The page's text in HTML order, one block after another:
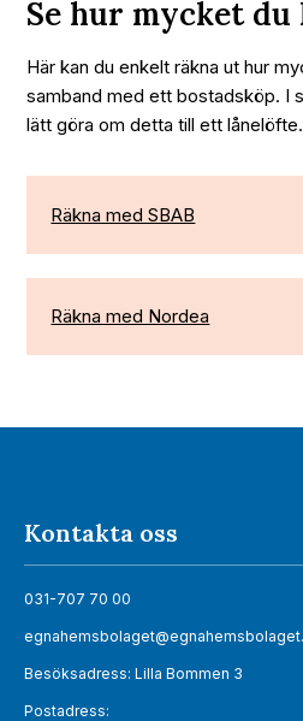
Se hur mycket du
Här kan du enkelt räkna ut hur
samband med ett bostadsköp. I
lätt göra om detta till ett lånelöfte.
Räkna med SBAB
Räkna med Nordea
Kontakta oss
031-707 70 00
Besöksadress: Lilla Bommen 3
Postadress: